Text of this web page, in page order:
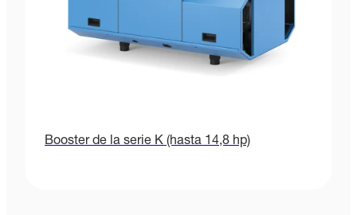
Booster de la serie K (hasta 14,8 hp)